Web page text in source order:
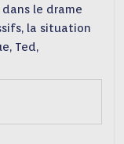
le drame
la situation
Ted,